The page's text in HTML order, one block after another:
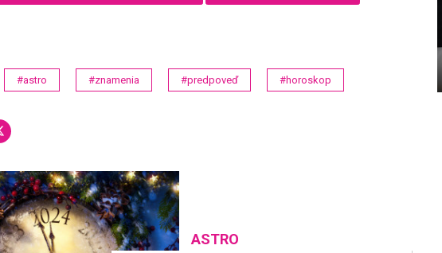
#astro #znamenia #predpoveď #horoskop
ASTRO